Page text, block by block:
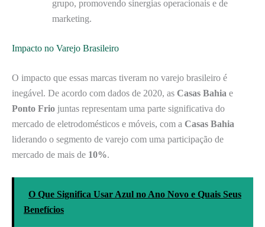
grupo, promovendo sinergias operacionais e de
marketing.
Impacto no Varejo Brasileiro
O impacto que essas marcas tiveram no varejo brasileiro é
inegável. De acordo com dados de 2020, as Casas Bahia e
Ponto Frio juntas representam uma parte significativa do
mercado de eletrodomésticos e móveis, com a Casas Bahia
liderando o segmento de varejo com uma participação de
mercado de mais de 10%.
O Que Significa Usar Azul no Ano Novo e Quais Seus
Benefícios